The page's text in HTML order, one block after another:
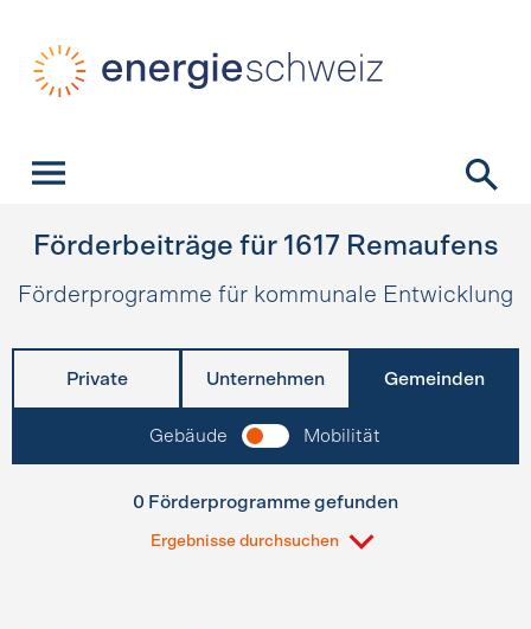
Förderbeiträge für 1617 Remaufens
Förderprogramme für kommunale Entwicklung
Private Unternehmen Gemeinden
Gebäude Mobilität
0 Förderprogramme gefunden
Ergebnisse durchsuchen